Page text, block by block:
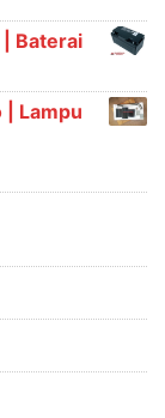
Baterai
| Lampu